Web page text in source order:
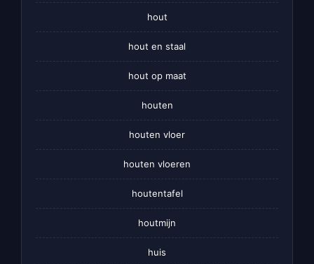
hout
hout en staal
hout op maat
houten
houten vloer
houten vloeren
houtentafel
houtmijn
huis